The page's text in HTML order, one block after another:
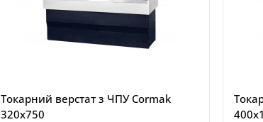
Токарний верстат з ЧПУ Cormak
320x750